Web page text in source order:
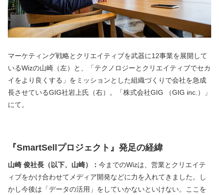
マーケティング戦略とクリエイティブを武器に12事業を展開して
いるWizの山崎（左）と、「テクノロジーとクリエイティブでセカ
イをより良くする」をミッションとした組織づくりで会社を急成
長させているGIG社岩上氏（右）。「株式会社GIG （GIG inc.）」
にて。
『SmartSellプロジェクト』 発足の経緯
山崎 俊社長（以下、山崎）： 今までのWizは、営業とクリエイテ
ィブをかけ合わせてメディア開発などに力を入れてきました。し
かし今後は「データの活用」をしていかないといけない。ここを